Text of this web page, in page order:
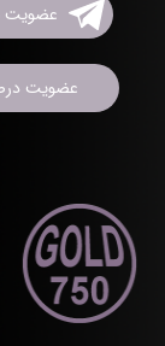
عضویت
عضویت